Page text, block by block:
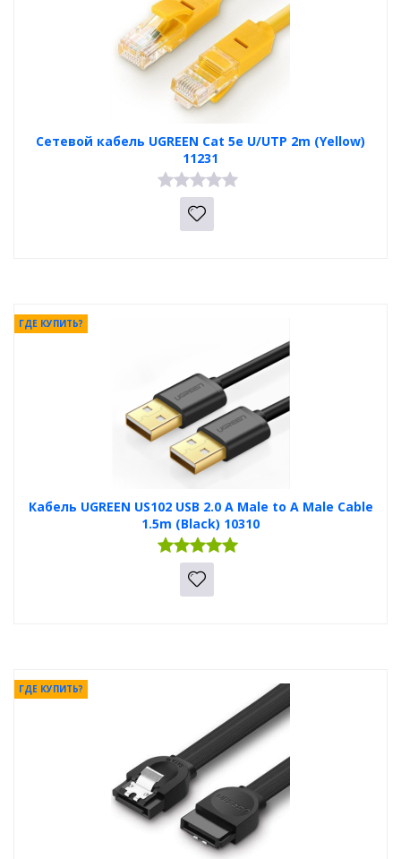
Сетевой кабель UGREEN Cat 5e U/UTP 2m (Yellow)
11231
Кабель UGREEN US102 USB 2.0 A Male to A Male Cable
1.5m (Black) 10310
ГДЕ КУПИТЬ?
ГДЕ КУПИТЬ?